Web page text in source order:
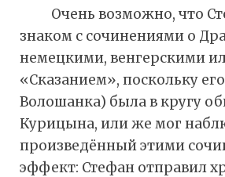
Очень возможно, что
знаком с сочинениями о
немецкими, венгерскими
«Сказанием», поскольку
Волошанка) была в кругу
Курицына, или же мог
произведённый этими
эффект: Стефан отправил